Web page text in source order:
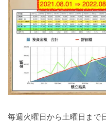
毎週火曜日から土曜日まで